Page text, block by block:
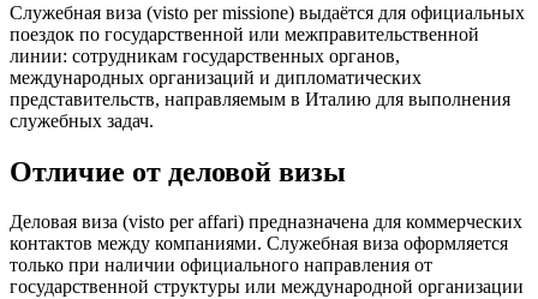
Служебная виза (visto per missione) выдаётся для официальных
поездок по государственной или межправительственной
линии: сотрудникам государственных органов,
международных организаций и дипломатических
представительств, направляемым в Италию для выполнения
служебных задач.
Отличие от деловой визы
Деловая виза (visto per affari) предназначена для коммерческих
контактов между компаниями. Служебная виза оформляется
только при наличии официального направления от
государственной структуры или международной организации